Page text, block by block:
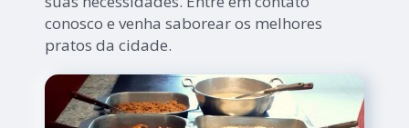
conosco e venha saborear os melhores
pratos da cidade.